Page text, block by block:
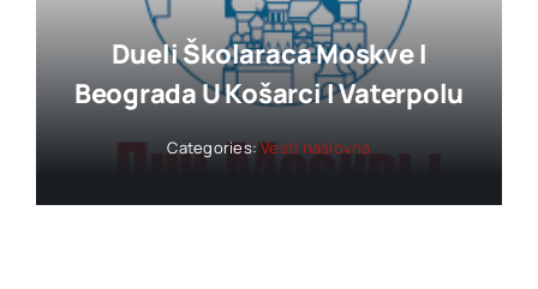
Dueli Školaraca Moskve I
Beograda U Košarci I Vaterpolu
Categories:Vesti naslovna